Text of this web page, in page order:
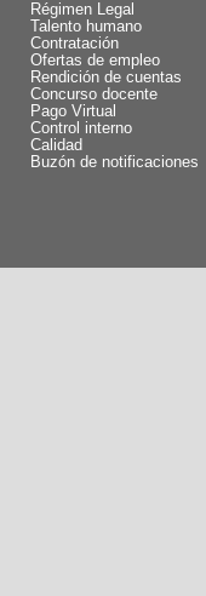
Régimen Legal
Talento humano
Contratación
Ofertas de empleo
Rendición de cuentas
Concurso docente
Pago Virtual
Control interno
Calidad
Buzón de notificaciones